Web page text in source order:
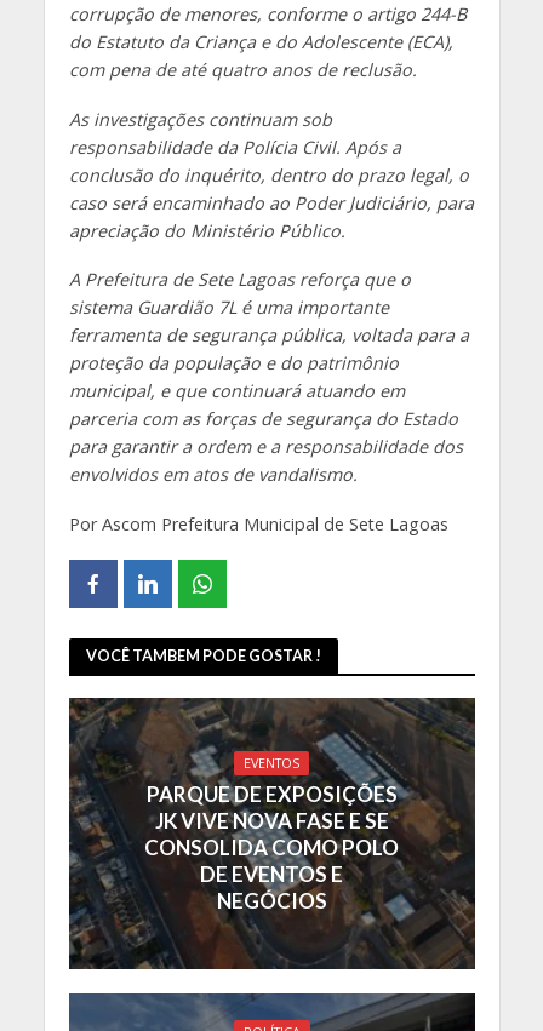
corrupção de menores, conforme o artigo 244-B
do Estatuto da Criança e do Adolescente (ECA),
com pena de até quatro anos de reclusão.
As investigações continuam sob
responsabilidade da Polícia Civil. Após a
conclusão do inquérito, dentro do prazo legal, o
caso será encaminhado ao Poder Judiciário, para
apreciação do Ministério Público.
A Prefeitura de Sete Lagoas reforça que o
sistema Guardião 7L é uma importante
ferramenta de segurança pública, voltada para a
proteção da população e do patrimônio
municipal, e que continuará atuando em
parceria com as forças de segurança do Estado
para garantir a ordem e a responsabilidade dos
envolvidos em atos de vandalismo.
Por Ascom Prefeitura Municipal de Sete Lagoas
VOCÊ TAMBEM PODE GOSTAR !
EVENTOS
PARQUE DE EXPOSIÇÕES
JK VIVE NOVA FASE E SE
CONSOLIDA COMO POLO
DE EVENTOS E
NEGÓCIOS